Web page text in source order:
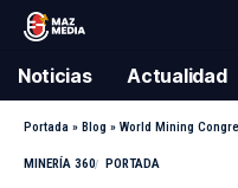
Noticias Actualidad
Portada » Blog » World Mining Congress
MINERÍA 360 PORTADA